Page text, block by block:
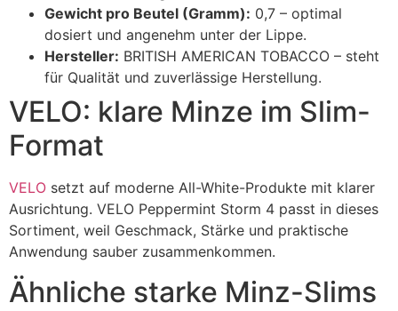
Gewicht pro Beutel (Gramm): 0,7 – optimal
dosiert und angenehm unter der Lippe.
Hersteller: BRITISH AMERICAN TOBACCO – steht
für Qualität und zuverlässige Herstellung.
VELO: klare Minze im Slim-
Format
VELO setzt auf moderne All-White-Produkte mit klarer
Ausrichtung. VELO Peppermint Storm 4 passt in dieses
Sortiment, weil Geschmack, Stärke und praktische
Anwendung sauber zusammenkommen.
Ähnliche starke Minz-Slims